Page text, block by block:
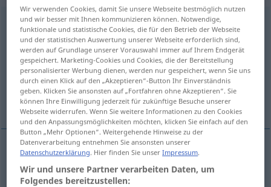
schwerfällig
Übersicht aller Übersetzungen
(Für mehr Details die Übersetzung anklicken/antippen)
неповоротлив\ый, неуклюж\ий, тяжe.лый,
тяжеловесный
неповоротлив\ый schwerfällig
Wir verwenden Cookies, damit Sie unsere Webseite bestmöglich nutzen
und wir besser mit Ihnen kommunizieren können. Notwendige,
funktionale und statistische Cookies, die für den Betrieb der Webseite
und der statistischen Auswertung unserer Webseite erforderlich sind,
werden auf Grundlage unserer Vorauswahl immer auf Ihrem Endgerät
gespeichert. Marketing-Cookies und Cookies, die der Bereitstellung
personalisierter Werbung dienen, werden nur gespeichert, wenn Sie uns
durch einen Klick auf den „Akzeptieren“-Button Ihr Einverständnis
geben. Klicken Sie ansonsten auf „Fortfahren ohne Akzeptieren“. Sie
können Ihre Einwilligung jederzeit für zukünftige Besuche unserer
Webseite widerrufen. Wenn Sie weitere Informationen zu den Cookies
und den Anpassungsmöglichkeiten möchten, klicken Sie einfach auf den
Button „Mehr Optionen“. Weitergehende Hinweise zu der
Datenverarbeitung entnehmen Sie ansonsten unserer
Datenschutzerklärung. Hier finden Sie unserImpressum.
Wir und unsere Partner verarbeiten Daten, um
Folgendes bereitzustellen: